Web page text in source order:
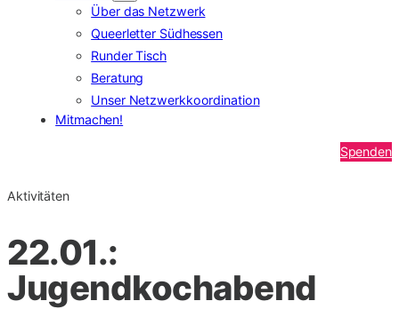
Über das Netzwerk
Queerletter Südhessen
Runder Tisch
Beratung
Unser Netzwerkkoordination
Mitmachen!
Spenden
Aktivitäten
22.01.:
Jugendkochabend